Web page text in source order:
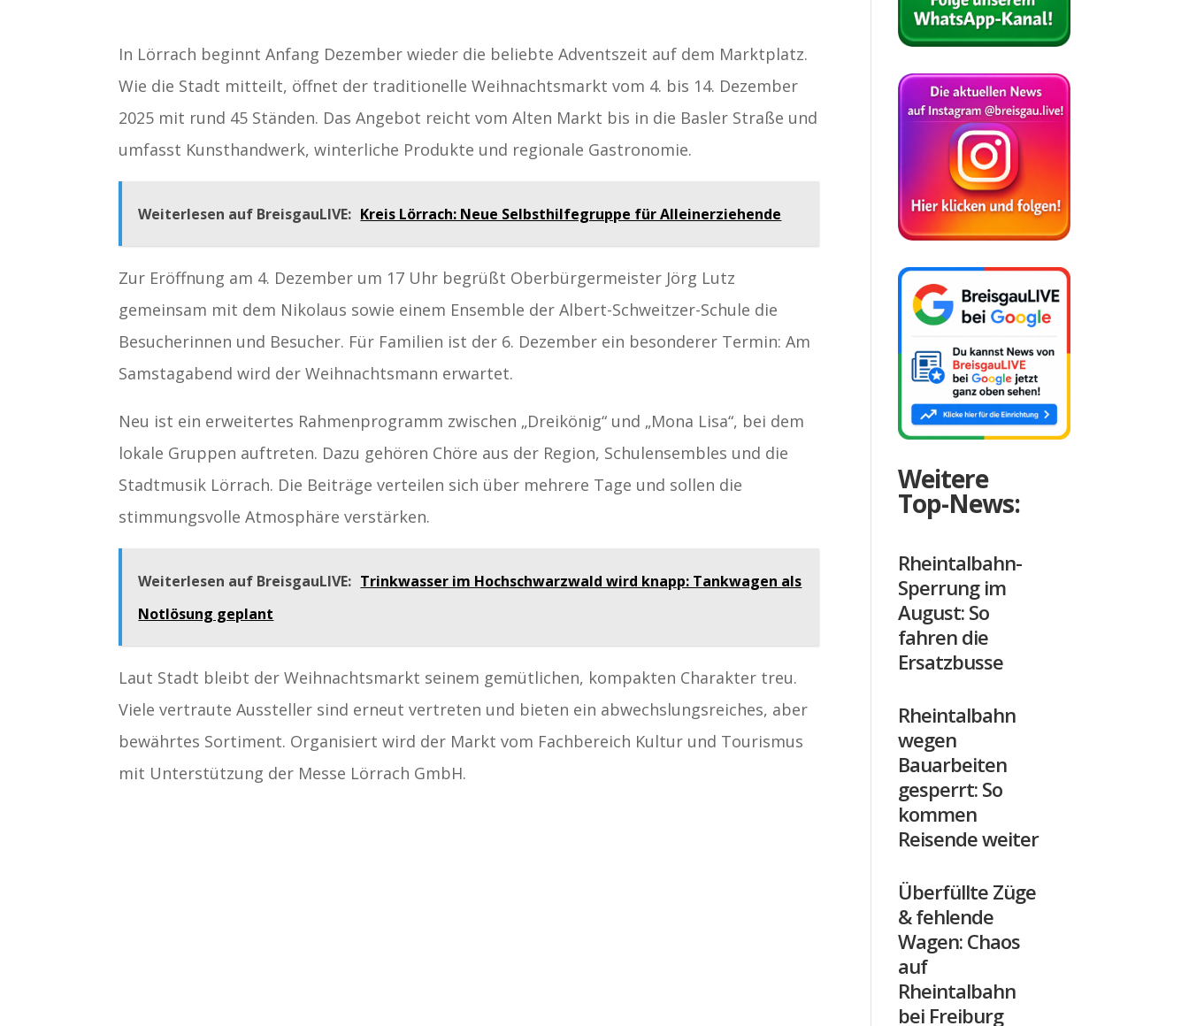
In Lörrach beginnt Anfang Dezember wieder die beliebte Adventszeit auf dem Marktplatz.
Wie die Stadt mitteilt, öffnet der traditionelle Weihnachtsmarkt vom 4. bis 14. Dezember
2025 mit rund 45 Ständen. Das Angebot reicht vom Alten Markt bis in die Basler Straße und
umfasst Kunsthandwerk, winterliche Produkte und regionale Gastronomie.
Weiterlesen auf BreisgauLIVE: Kreis Lörrach: Neue Selbsthilfegruppe für Alleinerziehende
Zur Eröffnung am 4. Dezember um 17 Uhr begrüßt Oberbürgermeister Jörg Lutz
gemeinsam mit dem Nikolaus sowie einem Ensemble der Albert-Schweitzer-Schule die
Besucherinnen und Besucher. Für Familien ist der 6. Dezember ein besonderer Termin: Am
Samstagabend wird der Weihnachtsmann erwartet.
Neu ist ein erweitertes Rahmenprogramm zwischen „Dreikönig“ und „Mona Lisa“, bei dem
lokale Gruppen auftreten. Dazu gehören Chöre aus der Region, Schulensembles und die
Stadtmusik Lörrach. Die Beiträge verteilen sich über mehrere Tage und sollen die
stimmungsvolle Atmosphäre verstärken.
Weiterlesen auf BreisgauLIVE: Trinkwasser im Hochschwarzwald wird knapp: Tankwagen als
Notlösung geplant
Laut Stadt bleibt der Weihnachtsmarkt seinem gemütlichen, kompakten Charakter treu.
Viele vertraute Aussteller sind erneut vertreten und bieten ein abwechslungsreiches, aber
bewährtes Sortiment. Organisiert wird der Markt vom Fachbereich Kultur und Tourismus
mit Unterstützung der Messe Lörrach GmbH.
Weitere
Top-News:
Rheintalbahn-
Sperrung im
August: So
fahren die
Ersatzbusse
Rheintalbahn
wegen
Bauarbeiten
gesperrt: So
kommen
Reisende weiter
Überfüllte Züge
& fehlende
Wagen: Chaos
auf
Rheintalbahn
bei Freiburg